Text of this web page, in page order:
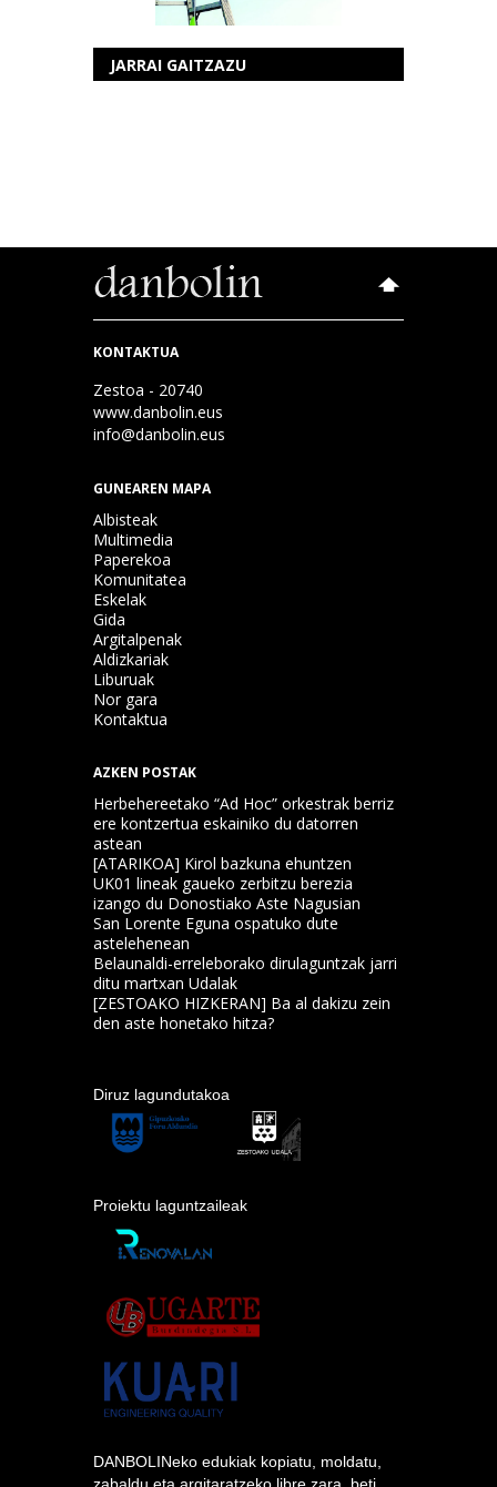
JARRAI GAITZAZU
KONTAKTUA
Zestoa - 20740
www.danbolin.eus
info@danbolin.eus
GUNEAREN MAPA
Albisteak
Multimedia
Paperekoa
Komunitatea
Eskelak
Gida
Argitalpenak
Aldizkariak
Liburuak
Nor gara
Kontaktua
AZKEN POSTAK
Herbehereetako “Ad Hoc” orkestrak berriz
ere kontzertua eskainiko du datorren
astean
[ATARIKOA] Kirol bazkuna ehuntzen
UK01 lineak gaueko zerbitzu berezia
izango du Donostiako Aste Nagusian
San Lorente Eguna ospatuko dute
astelehenean
Belaunaldi-erreleborako dirulaguntzak jarri
ditu martxan Udalak
[ZESTOAKO HIZKERAN] Ba al dakizu zein
den aste honetako hitza?
Diruz lagundutakoa
Proiektu laguntzaileak
DANBOLINeko edukiak kopiatu, moldatu,